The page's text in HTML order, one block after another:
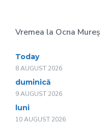
Vremea la Ocna Mureș
Today
8 AUGUST 2026
duminică
9 AUGUST 2026
luni
10 AUGUST 2026